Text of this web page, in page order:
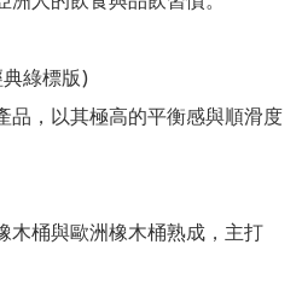
綠標版)
品，以其極高的平衡感與順滑度
木桶與歐洲橡木桶熟成，主打